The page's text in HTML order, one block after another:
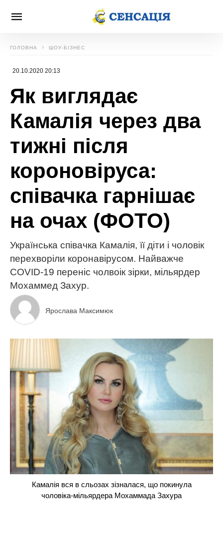
ГОЛОВНА ШОУ-БІЗНЕС
20.10.2020 20:13
Як виглядає
Камалія через два
тижні після
короновіруса:
співачка гарнішає
на очах (ФОТО)
Українська співачка Камалія, її діти і чоловік
перехворіли коронавірусом. Найважче
COVID-19 переніс чолвоік зірки, мільярдер
Мохаммед Захур.
Ярослава Максимюк
Камалія вся в сльозах зізналася, що покинула
чоловіка-мільярдера Мохаммада Захура